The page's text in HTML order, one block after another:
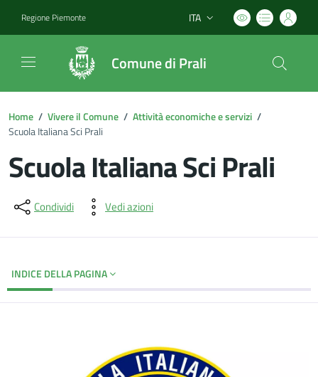
Regione Piemonte Lingua attiva:
ITA
Comune di Prali
Home / Vivere il Comune / Attività economiche e servizi /
Scuola Italiana Sci Prali
Scuola Italiana Sci Prali
Dettagli del documento
Condividi Vedi azioni
INDICE DELLA PAGINA